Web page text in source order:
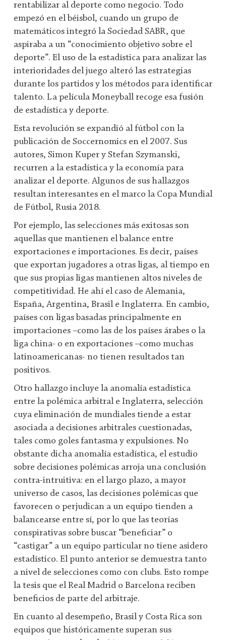
rentabilizar al deporte como negocio. Todo
empezó en el béisbol, cuando un grupo de
matemáticos integró la Sociedad SABR, que
aspiraba a un “conocimiento objetivo sobre el
deporte”. El uso de la estadística para analizar las
interioridades del juego alteró las estrategias
durante los partidos y los métodos para identificar
talento. La película Moneyball recoge esa fusión
de estadística y deporte.
Esta revolución se expandió al fútbol con la
publicación de Soccernomics en el 2007. Sus
autores, Simon Kuper y Stefan Szymanski,
recurren a la estadística y la economía para
analizar el deporte. Algunos de sus hallazgos
resultan interesantes en el marco la Copa Mundial
de Fútbol, Rusia 2018.
Por ejemplo, las selecciones más exitosas son
aquellas que mantienen el balance entre
exportaciones e importaciones. Es decir, países
que exportan jugadores a otras ligas, al tiempo en
que sus propias ligas mantienen altos niveles de
competitividad. He ahí el caso de Alemania,
España, Argentina, Brasil e Inglaterra. En cambio,
países con ligas basadas principalmente en
importaciones –como las de los países árabes o la
liga china- o en exportaciones –como muchas
latinoamericanas- no tienen resultados tan
positivos.
Otro hallazgo incluye la anomalía estadística
entre la polémica arbitral e Inglaterra, selección
cuya eliminación de mundiales tiende a estar
asociada a decisiones arbitrales cuestionadas,
tales como goles fantasma y expulsiones. No
obstante dicha anomalía estadística, el estudio
sobre decisiones polémicas arroja una conclusión
contra-intruitiva: en el largo plazo, a mayor
universo de casos, las decisiones polémicas que
favorecen o perjudican a un equipo tienden a
balancearse entre sí, por lo que las teorías
conspirativas sobre buscar “beneficiar” o
“castigar” a un equipo particular no tiene asidero
estadístico. El punto anterior se demuestra tanto
a nivel de selecciones como con clubs. Esto rompe
la tesis que el Real Madrid o Barcelona reciben
beneficios de parte del arbitraje.
En cuanto al desempeño, Brasil y Costa Rica son
equipos que históricamente superan sus